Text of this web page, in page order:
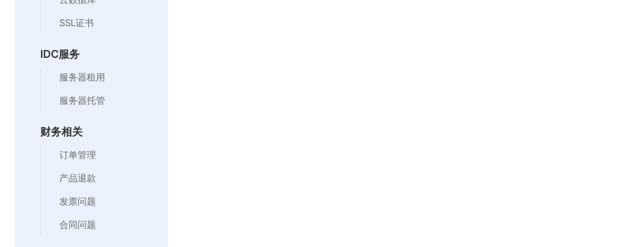
SSL证书
IDC服务
服务器租用
服务器托管
财务相关
订单管理
产品退款
发票问题
合同问题